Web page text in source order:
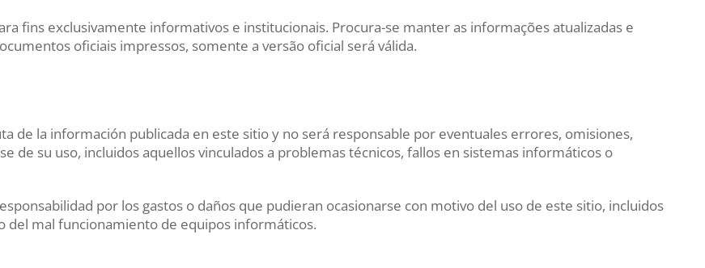
fins exclusivamente informativos e institucionais. Procura-se manter as informações atualizadas e
oficiais impressos, somente a versão oficial será válida.
de la información publicada en este sitio y no será responsable por eventuales errores, omisiones,
de su uso, incluidos aquellos vinculados a problemas técnicos, fallos en sistemas informáticos o
por los gastos o daños que pudieran ocasionarse con motivo del uso de este sitio, incluidos
del mal funcionamiento de equipos informáticos.